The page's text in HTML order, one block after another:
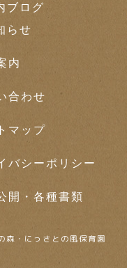
ブログ
らせ
内
合わせ
マップ
バシーポリシー
開・各種書類
・にっさとの風保育園